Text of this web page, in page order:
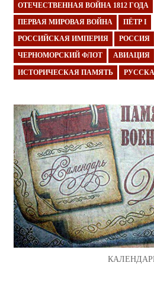
ОТЕЧЕСТВЕННАЯ ВОЙНА 1812 ГОДА
ПЕРВАЯ МИРОВАЯ ВОЙНА ПЁТР I
РОССИЙСКАЯ ИМПЕРИЯ РОССИЯ
ЧЕРНОМОРСКИЙ ФЛОТ АВИАЦИЯ
ИСТОРИЧЕСКАЯ ПАМЯТЬ